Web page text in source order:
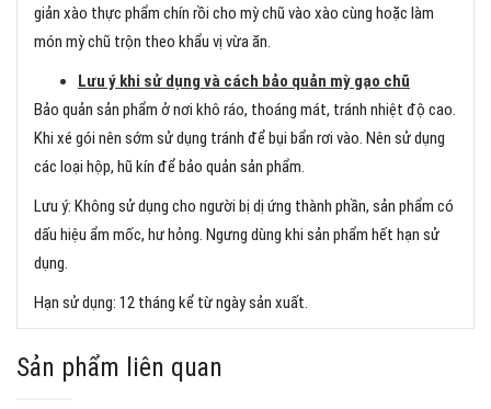
giản xào thực phẩm chín rồi cho mỳ chũ vào xào cùng hoặc làm
món mỳ chũ trộn theo khẩu vị vừa ăn.
Lưu ý khi sử dụng và cách bảo quản mỳ gạo chũ
Bảo quản sản phẩm ở nơi khô ráo, thoáng mát, tránh nhiệt độ cao.
Khi xé gói nên sớm sử dụng tránh để bụi bẩn rơi vào. Nên sử dụng
các loại hộp, hũ kín để bảo quản sản phẩm.
Lưu ý: Không sử dụng cho người bị dị ứng thành phần, sản phẩm có
dấu hiệu ẩm mốc, hư hỏng. Ngưng dùng khi sản phẩm hết hạn sử
dụng.
Hạn sử dụng: 12 tháng kể từ ngày sản xuất.
Sản phẩm liên quan